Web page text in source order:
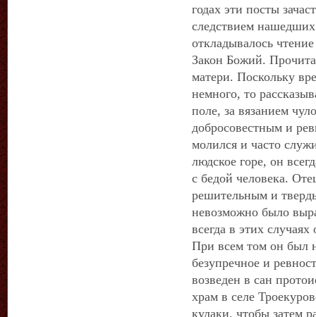
годах эти посты
следствием
откладывалось
Закон Божий.
матери. Поскольку
немного, то
поле, за вязанием
добросовестным и
молился и часто
людское горе, он
с бедой человека.
решительным и
невозможно было
всегда в этих
При всем том он был
безупречное и
возведен в сан
храм в селе
кулаки, чтобы затем